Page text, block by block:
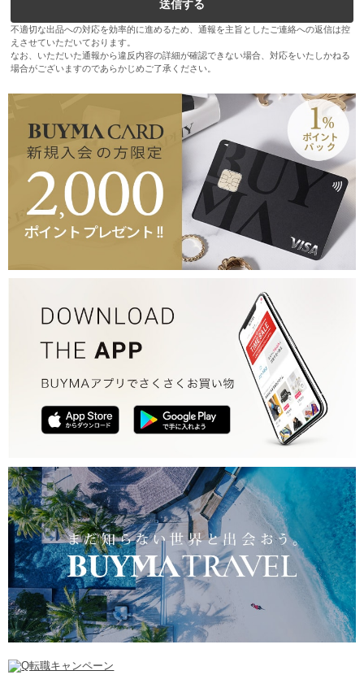
不適切な出品への対応を効率的に進めるため、通報を主旨としたご連絡への返信は控
えさせていただいております。
なお、いただいた通報から違反内容の詳細が確認できない場合、対応をいたしかねる
場合がございますのであらかじめご了承ください。